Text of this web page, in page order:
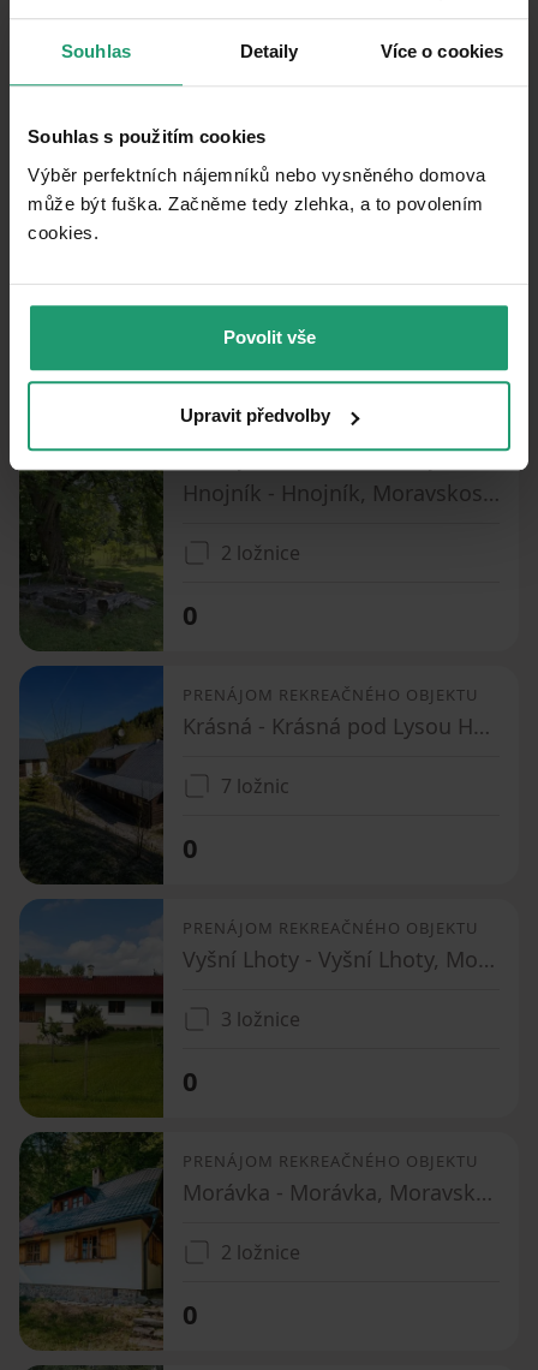
Souhlas Detaily Více o cookies
Souhlas s použitím cookies
Výběr perfektních nájemníků nebo vysněného domova
může být fuška. Začněme tedy zlehka, a to povolením
cookies.​
Povolit vše
Upravit předvolby
Podobné ponuky ako táto
nehnuteľnosť
PRENÁJOM CHATA/CHALUPA
0
Hnojník - Hnojník, Moravskoslezský kraj
2 ložnice
0
PRENÁJOM REKREAČNÉHO OBJEKTU
Krásná - Krásná pod Lysou Horou, Moravskoslezský kraj
7 ložnic
0
PRENÁJOM REKREAČNÉHO OBJEKTU
Vyšní Lhoty - Vyšní Lhoty, Moravskoslezský kraj
3 ložnice
0
PRENÁJOM REKREAČNÉHO OBJEKTU
Morávka - Morávka, Moravskoslezský kraj
2 ložnice
0